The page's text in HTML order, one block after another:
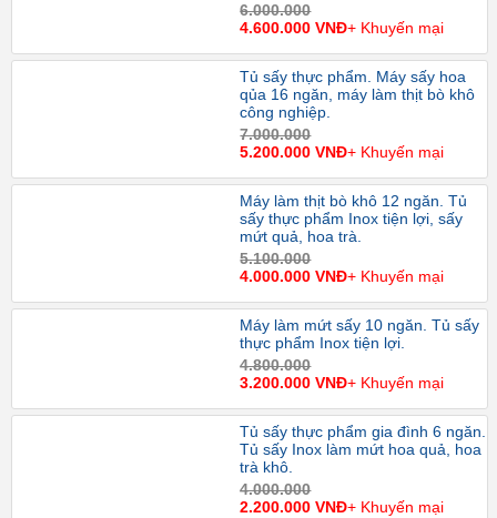
6.000.000
4.600.000 VNĐ+ Khuyến mại
Tủ sấy thực phẩm. Máy sấy hoa
qủa 16 ngăn, máy làm thịt bò khô
công nghiệp.
7.000.000
5.200.000 VNĐ+ Khuyến mại
Máy làm thịt bò khô 12 ngăn. Tủ
sấy thực phẩm Inox tiện lợi, sấy
mứt quả, hoa trà.
5.100.000
4.000.000 VNĐ+ Khuyến mại
Máy làm mứt sấy 10 ngăn. Tủ sấy
thực phẩm Inox tiện lợi.
4.800.000
3.200.000 VNĐ+ Khuyến mại
Tủ sấy thực phẩm gia đình 6 ngăn.
Tủ sấy Inox làm mứt hoa quả, hoa
trà khô.
4.000.000
2.200.000 VNĐ+ Khuyến mại